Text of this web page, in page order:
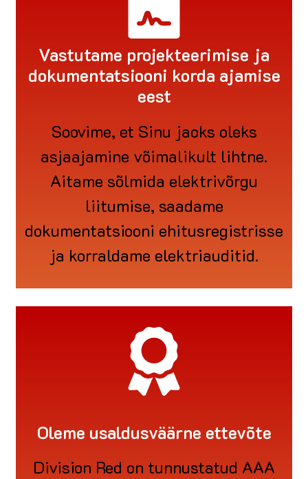
Vastutame projekteerimise ja
dokumentatsiooni korda ajamise
eest
Soovime, et Sinu jaoks oleks
asjaajamine võimalikult lihtne.
Aitame sõlmida elektrivõrgu
liitumise, saadame
dokumentatsiooni ehitusregistrisse
ja korraldame elektriauditid.
Oleme usaldusväärne ettevõte
Division Red on tunnustatud AAA